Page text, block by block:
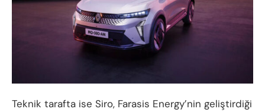
Teknik tarafta ise Siro, Farasis Energy’nin geliştirdiği